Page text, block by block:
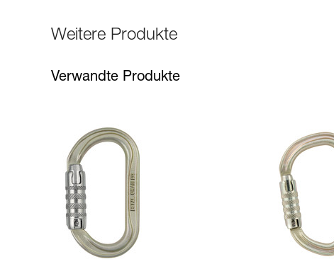
Weitere Produkte
Verwandte Produkte